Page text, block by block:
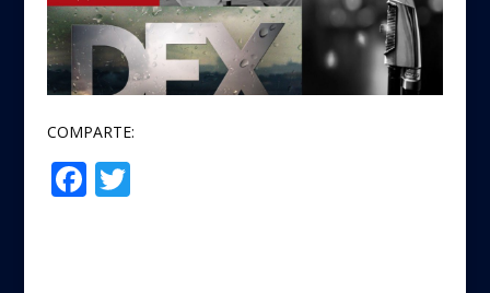
COMPARTE:
F T